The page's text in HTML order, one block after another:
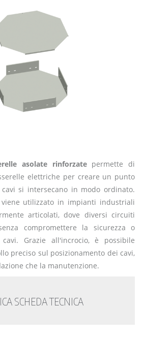
asolate rinforzatepermette di
elettriche per creare un punto
si intersecano in modo ordinato.
viene utilizzato in impianti industriali
articolati, dove diversi circuiti
compromettere la sicurezza o
cavi. Grazie all'incrocio, è possibile
preciso sul posizionamento dei cavi,
che la manutenzione.
SCHEDA TECNICA